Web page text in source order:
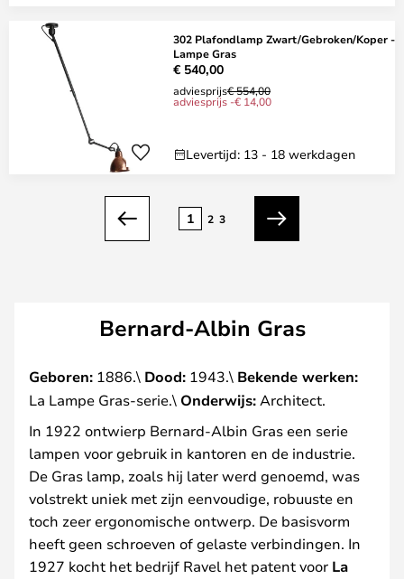
302 Plafondlamp Zwart/Gebroken/Koper -
Lampe Gras
€ 540,00
adviesprijs€ 554,00
adviesprijs -€ 14,00
Levertijd: 13 - 18 werkdagen
Vorige
1 2 3
Volgende
Bernard-Albin Gras
Geboren: 1886.\ Dood: 1943.\ Bekende werken:
La Lampe Gras-serie.\ Onderwijs: Architect.
In 1922 ontwierp Bernard-Albin Gras een serie
lampen voor gebruik in kantoren en de industrie.
De Gras lamp, zoals hij later werd genoemd, was
volstrekt uniek met zijn eenvoudige, robuuste en
toch zeer ergonomische ontwerp. De basisvorm
heeft geen schroeven of gelaste verbindingen. In
1927 kocht het bedrijf Ravel het patent voor La